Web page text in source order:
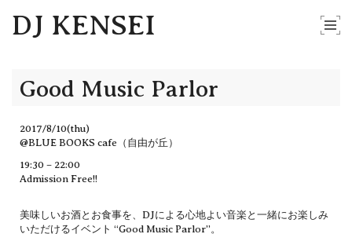
DJ KENSEI
Good Music Parlor
2017/8/10(thu)
@BLUE BOOKS cafe（自由が丘）
19:30 – 22:00
Admission Free!!
美味しいお酒とお食事を、DJによる心地よい音楽と一緒にお楽しみ
いただけるイベント “Good Music Parlor”。